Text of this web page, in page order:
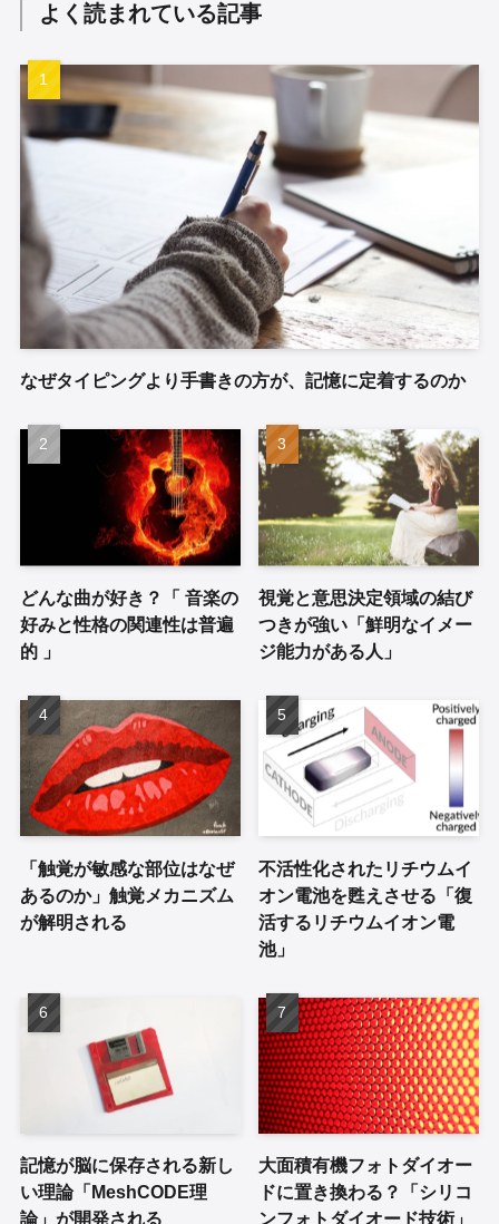
よく読まれている記事
なぜタイピングより手書きの方が、記憶に定着するのか
どんな曲が好き？「 音楽の
好みと性格の関連性は普遍
的 」
視覚と意思決定領域の結び
つきが強い「鮮明なイメー
ジ能力がある人」
「触覚が敏感な部位はなぜ
あるのか」触覚メカニズム
が解明される
不活性化されたリチウムイ
オン電池を甦えさせる「復
活するリチウムイオン電
池」
記憶が脳に保存される新し
い理論「MeshCODE理
論」が開発される
大面積有機フォトダイオー
ドに置き換わる？「シリコ
ンフォトダイオード技術」